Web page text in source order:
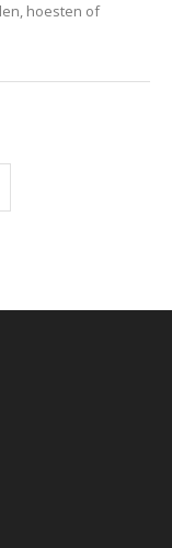
hoesten of